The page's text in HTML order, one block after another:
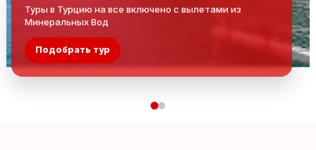
Туры в Турцию на все включено с вылетами из
Минеральных Вод
Подобрать тур